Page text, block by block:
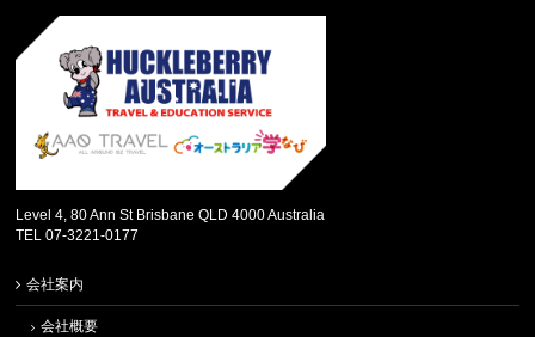
Level 4, 80 Ann St Brisbane QLD 4000 Australia
TEL 07-3221-0177
会社案内
会社概要